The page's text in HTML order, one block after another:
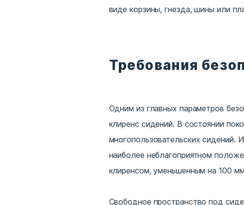
виде корзины, гнезда, шины или
Требования
Одним из главных параметров
клиренс сидений. В состоянии
многопользовательских сидений.
наиболее неблагоприятном
клиренсом, уменьшенным на 100
Свободное пространство под